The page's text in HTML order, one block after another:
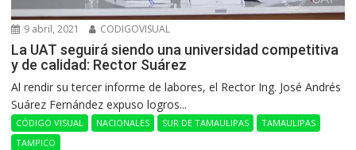
9 abril, 2021 CODIGOVISUAL
La UAT seguirá siendo una universidad competitiva
y de calidad: Rector Suárez
Al rendir su tercer informe de labores, el Rector Ing. José Andrés
Suárez Fernández expuso logros...
CÓDIGO VISUAL NACIONALES SUR DE TAMAULIPAS
TAMAULIPAS
TAMPICO